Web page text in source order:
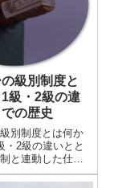
級別制度と
級・2級の違
の歴史
別制度とは何か
・2級の違いとと
と連動した仕組
定から1989年の
を整理し、オー